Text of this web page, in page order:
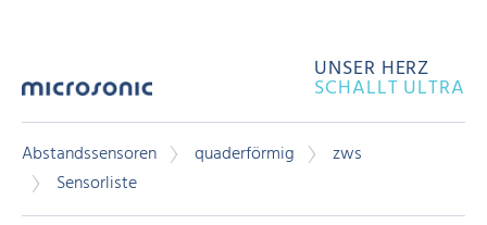
UNSER HERZ
SCHALLT ULTRA
Abstandssensoren quaderförmig
zws
Sensorliste